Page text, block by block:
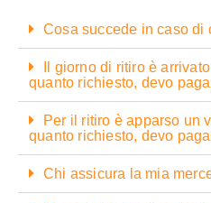
Cosa succede in caso di
Il giorno di ritiro è
quanto richiesto, devo
Per il ritiro è apparso un
quanto richiesto, devo
Chi assicura la mia